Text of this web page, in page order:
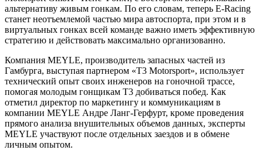
альтернативу живым гонкам. По его словам, теперь E-Racing
станет неотъемлемой частью мира автоспорта, при этом и в
виртуальных гонках всей команде важно иметь эффективную
стратегию и действовать максимально организованно.
Компания MEYLE, производитель запасных частей из
Гамбурга, выступая партнером «T3 Motorsport», использует
технический опыт своих инженеров на гоночной трассе,
помогая молодым гонщикам Т3 добиваться побед. Как
отметил директор по маркетингу и коммуникациям в
компании MEYLE Андре Ланг-Герфурт, кроме проведения
прямого анализа внушительных объемов данных, эксперты
MEYLE участвуют после отдельных заездов и в обмене
личным опытом.